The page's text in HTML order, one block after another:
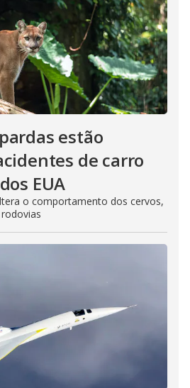
estão
de carro
EUA
o comportamento dos cervos,